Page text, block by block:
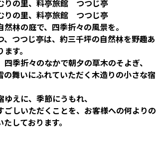
、つつじ亭は、約三千坪の自然林を野趣あ
す。
季折々のなかで朝夕の草木のそよぎ、
の舞いにふれていただく木造りの小さな宿
えに、季節にうもれ、
ごしいただくことを、お客様への何よりの
しております。